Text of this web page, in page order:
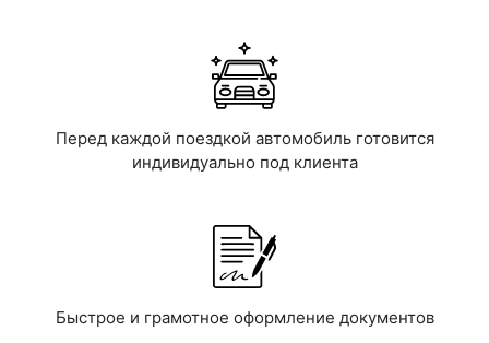
Перед каждой поездкой автомобиль готовится
индивидуально под клиента
Быстрое и грамотное оформление документов